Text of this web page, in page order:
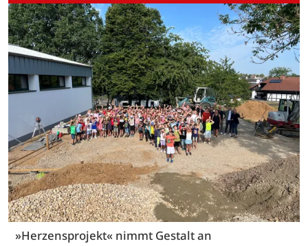
»Herzensprojekt« nimmt Gestalt an